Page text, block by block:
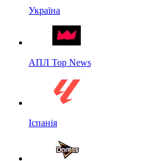
Україна
АПЛ Top News
Іспанія